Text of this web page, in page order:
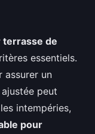
terrasse de
essentiels.
assurer un
peut
intempéries,
pour